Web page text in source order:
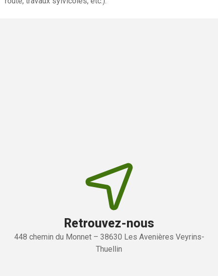
Retrouvez-nous
448 chemin du Monnet – 38630 Les Avenières Veyrins-
Thuellin